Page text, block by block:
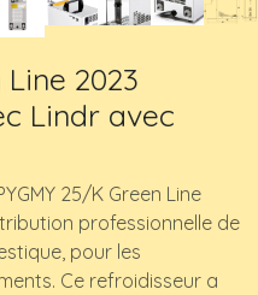
2023
Lindr avec
25/K Green Line
professionnelle de
pour les
Ce refroidisseur a